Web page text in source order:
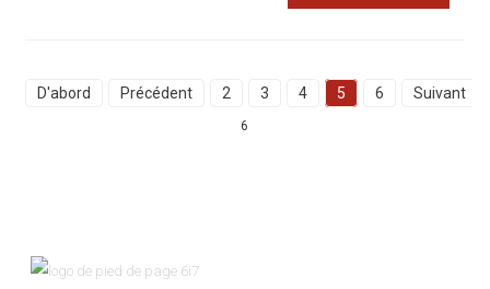
D'abord Précédent 2 3 4 5 6 Suivant
6